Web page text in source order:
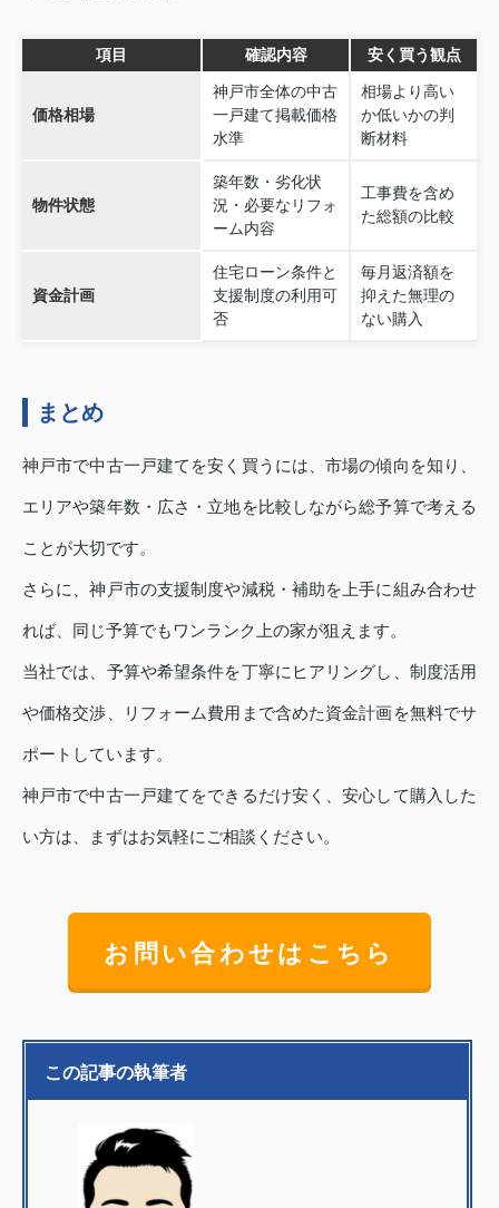
項目 確認内容 安く買う観点
価格相場
神戸市全体の中古
一戸建て掲載価格
水準
相場より高い
か低いかの判
断材料
物件状態
築年数・劣化状
況・必要なリフォ
ーム内容
工事費を含め
た総額の比較
資金計画
住宅ローン条件と
支援制度の利用可
否
毎月返済額を
抑えた無理の
ない購入
まとめ
神戸市で中古一戸建てを安く買うには、市場の傾向を知り、
エリアや築年数・広さ・立地を比較しながら総予算で考える
ことが大切です。
さらに、神戸市の支援制度や減税・補助を上手に組み合わせ
れば、同じ予算でもワンランク上の家が狙えます。
当社では、予算や希望条件を丁寧にヒアリングし、制度活用
や価格交渉、リフォーム費用まで含めた資金計画を無料でサ
ポートしています。
神戸市で中古一戸建てをできるだけ安く、安心して購入した
い方は、まずはお気軽にご相談ください。
お問い合わせはこちら
この記事の執筆者